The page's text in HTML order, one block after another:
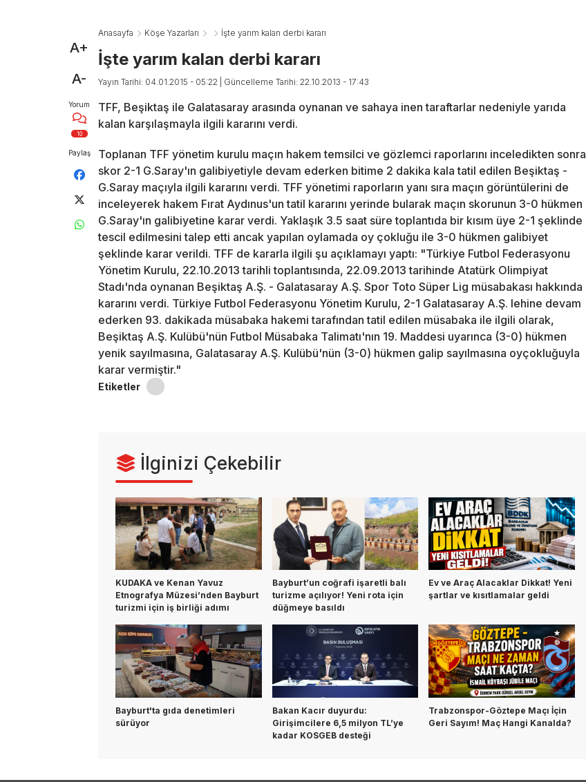
A+
A-
Yorum
10
Paylaş
Anasayfa Köşe Yazarları İşte yarım kalan derbi kararı
İşte yarım kalan derbi kararı
Yayın Tarihi: 04.01.2015 - 05:22 | Güncelleme Tarihi: 22.10.2013 - 17:43
TFF, Beşiktaş ile Galatasaray arasında oynanan ve sahaya inen taraftarlar nedeniyle yarıda
kalan karşılaşmayla ilgili kararını verdi.
Toplanan TFF yönetim kurulu maçın hakem temsilci ve gözlemci raporlarını inceledikten sonra
skor 2-1 G.Saray'ın galibiyetiyle devam ederken bitime 2 dakika kala tatil edilen Beşiktaş -
G.Saray maçıyla ilgili kararını verdi. TFF yönetimi raporların yanı sıra maçın görüntülerini de
inceleyerek hakem Fırat Aydınus'un tatil kararını yerinde bularak maçın skorunun 3-0 hükmen
G.Saray'ın galibiyetine karar verdi. Yaklaşık 3.5 saat süre toplantıda bir kısım üye 2-1 şeklinde
tescil edilmesini talep etti ancak yapılan oylamada oy çokluğu ile 3-0 hükmen galibiyet
şeklinde karar verildi. TFF de kararla ilgili şu açıklamayı yaptı: "Türkiye Futbol Federasyonu
Yönetim Kurulu, 22.10.2013 tarihli toplantısında, 22.09.2013 tarihinde Atatürk Olimpiyat
Stadı'nda oynanan Beşiktaş A.Ş. - Galatasaray A.Ş. Spor Toto Süper Lig müsabakası hakkında
kararını verdi. Türkiye Futbol Federasyonu Yönetim Kurulu, 2-1 Galatasaray A.Ş. lehine devam
ederken 93. dakikada müsabaka hakemi tarafından tatil edilen müsabaka ile ilgili olarak,
Beşiktaş A.Ş. Kulübü'nün Futbol Müsabaka Talimatı'nın 19. Maddesi uyarınca (3-0) hükmen
yenik sayılmasına, Galatasaray A.Ş. Kulübü'nün (3-0) hükmen galip sayılmasına oyçokluğuyla
karar vermiştir."
Etiketler
İlginizi Çekebilir
KUDAKA ve Kenan Yavuz
Etnografya Müzesi’nden Bayburt
turizmi için iş birliği adımı
Bayburt’un coğrafi işaretli balı
turizme açılıyor! Yeni rota için
düğmeye basıldı
Ev ve Araç Alacaklar Dikkat! Yeni
şartlar ve kısıtlamalar geldi
Bayburt'ta gıda denetimleri
sürüyor
Bakan Kacır duyurdu:
Girişimcilere 6,5 milyon TL’ye
kadar KOSGEB desteği
Trabzonspor-Göztepe Maçı İçin
Geri Sayım! Maç Hangi Kanalda?